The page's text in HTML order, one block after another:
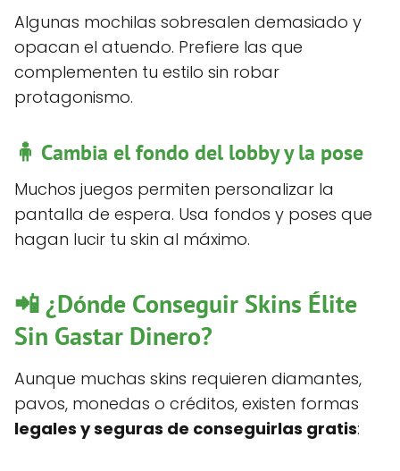
Algunas mochilas sobresalen demasiado y
opacan el atuendo. Prefiere las que
complementen tu estilo sin robar
protagonismo.
🧍 Cambia el fondo del lobby y la pose
Muchos juegos permiten personalizar la
pantalla de espera. Usa fondos y poses que
hagan lucir tu skin al máximo.
📲 ¿Dónde Conseguir Skins Élite
Sin Gastar Dinero?
Aunque muchas skins requieren diamantes,
pavos, monedas o créditos, existen formas
legales y seguras de conseguirlas gratis: